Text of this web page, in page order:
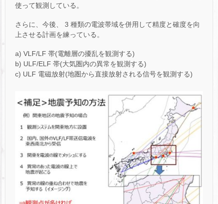
使って観測している。
さらに、今後、 3 種類の電波帯域を併用して精度と確度を向
上させる計画を練っている。
a) VLF/LF 帯(電離層の擾乱を観測する)
b) ULF/ELF 帯(大気圏内の異常を観測する)
c) ULF 電磁放射(地圏から直接放射される信号を観測する)